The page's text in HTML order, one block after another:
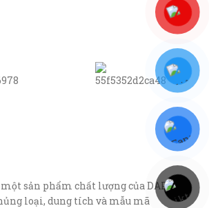
sản phẩm chất lượng của DAPHA
loại, dung tích và mẫu mã